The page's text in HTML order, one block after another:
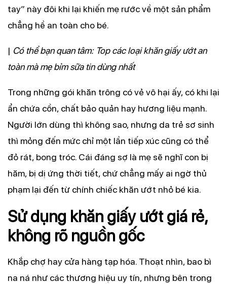
tay” này đôi khi lại khiến mẹ rước về một sản phẩm
chẳng hề an toàn cho bé.
| Có thể bạn quan tâm: Top các loại khăn giấy ướt an
toàn mà mẹ bỉm sữa tin dùng nhất
Trong những gói khăn trông có vẻ vô hại ấy, có khi lại
ẩn chứa cồn, chất bảo quản hay hương liệu mạnh.
Người lớn dùng thì không sao, nhưng da trẻ sơ sinh
thì mỏng đến mức chỉ một lần tiếp xúc cũng có thể
đỏ rát, bong tróc. Cái đáng sợ là mẹ sẽ nghĩ con bị
hăm, bị dị ứng thời tiết, chứ chẳng mấy ai ngờ thủ
phạm lại đến từ chính chiếc khăn ướt nhỏ bé kia.
Sử dụng khăn giấy ướt giá rẻ,
không rõ nguồn gốc
Khắp chợ hay cửa hàng tạp hóa. Thoạt nhìn, bao bì
na ná như các thương hiệu uy tín, nhưng bên trong